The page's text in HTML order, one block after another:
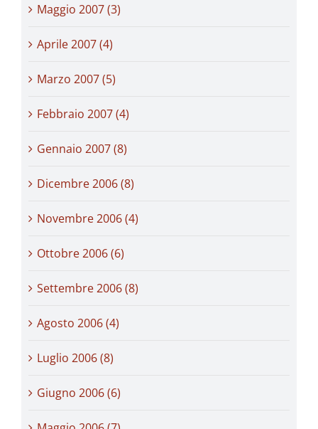
Maggio 2007 (3)
Aprile 2007 (4)
Marzo 2007 (5)
Febbraio 2007 (4)
Gennaio 2007 (8)
Dicembre 2006 (8)
Novembre 2006 (4)
Ottobre 2006 (6)
Settembre 2006 (8)
Agosto 2006 (4)
Luglio 2006 (8)
Giugno 2006 (6)